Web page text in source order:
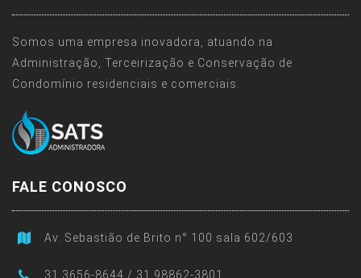
Somos uma empresa inovadora, atuando na
Administração, Terceirização e Conservação de
Condomínio residenciais e comerciais.
FALE CONOSCO
Av. Sebastião de Brito n° 100 sala 602/603
31 3656-8644 / 31 98862-3801